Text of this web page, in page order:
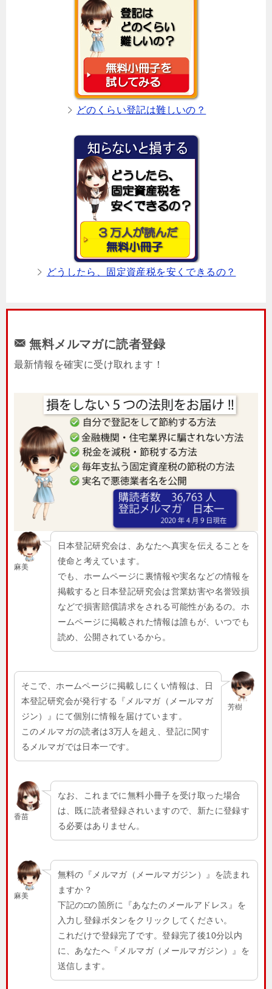
どのくらい登記は難しいの？
どうしたら、固定資産税を安くできるの？
無料メルマガに読者登録
最新情報を確実に受け取れます！
麻美
日本登記研究会は、あなたへ真実を伝えることを
使命と考えています。
でも、ホームページに裏情報や実名などの情報を
掲載すると日本登記研究会は営業妨害や名誉毀損
などで損害賠償請求をされる可能性があるの。ホ
ームページに掲載された情報は誰もが、いつでも
読め、公開されているから。
芳樹
そこで、ホームページに掲載しにくい情報は、日
本登記研究会が発行する『メルマガ（メールマガ
ジン）』にて個別に情報を届けています。
このメルマガの読者は3万人を超え、登記に関す
るメルマガでは日本一です。
香苗
なお、これまでに無料小冊子を受け取った場合
は、既に読者登録されいますので、新たに登録す
る必要はありません。
麻美
無料の『メルマガ（メールマガジン）』を読まれ
ますか？
下記の□の箇所に『あなたのメールアドレス』を
入力し登録ボタンをクリックしてください。
これだけで登録完了です。登録完了後10分以内
に、あなたへ『メルマガ（メールマガジン）』を
送信します。